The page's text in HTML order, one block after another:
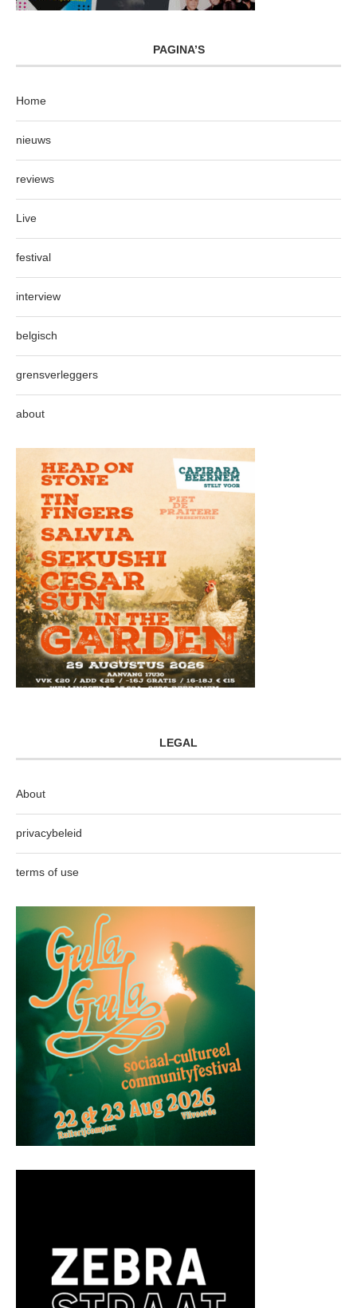
PAGINA’S
Home
nieuws
reviews
Live
festival
interview
belgisch
grensverleggers
about
LEGAL
About
privacybeleid
terms of use